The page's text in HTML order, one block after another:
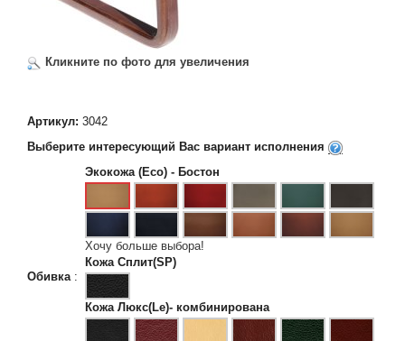
Кликните по фото для увеличения
Артикул: 3042
Выберите интересующий Вас вариант исполнения
Обивка:
Экокожа (Eco) - Бостон
Хочу больше выбора!
Кожа Сплит(SP)
Кожа Люкс(Le)- комбинирована